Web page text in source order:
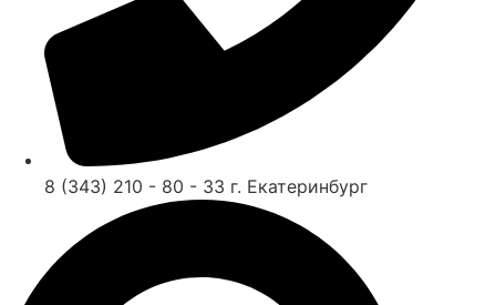
8 (343) 210 - 80 - 33 г. Екатеринбург